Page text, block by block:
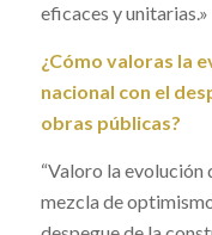
eficaces y unitarias.»
¿Cómo valoras la
nacional con el
obras públicas?
“Valoro la evolución
mezcla de